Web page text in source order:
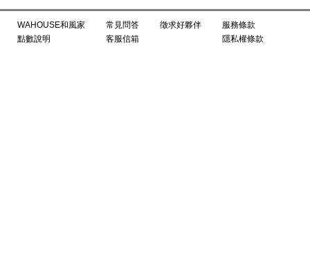
WAHOUSE和風家
點數說明
常見問答
客服信箱
徵求好夥伴
服務條款
隱私權條款